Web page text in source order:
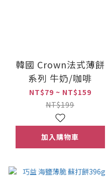
韓國 Crown法式薄餅
系列 牛奶/咖啡
NT$79 ~ NT$159
NT$199
加入購物車